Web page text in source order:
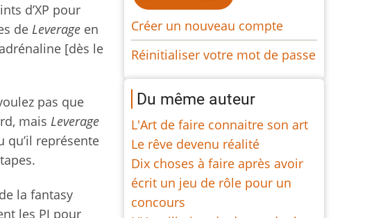
d’XP pour
de Leverage en
[dès le
pas que
mais Leverage
représente
la fantasy
les PJ pour
Créer un nouveau compte
Réinitialiser votre mot de passe
Du même auteur
L'Art de faire connaitre son art
Le rêve devenu réalité
Dix choses à faire après avoir
écrit un jeu de rôle pour un
concours